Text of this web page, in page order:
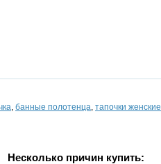
, банные полотенца, тапочки женские
Несколько причин купить: